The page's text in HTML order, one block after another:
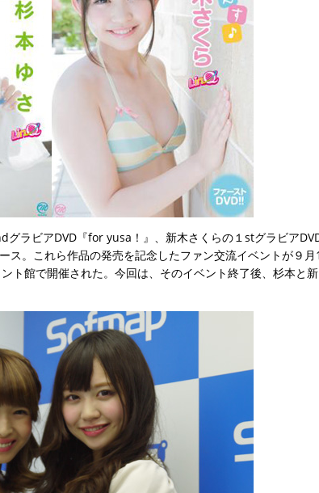
ラビアDVD『for yusa！』、新木さくらの１stグラビア
ス。これら作品の発売を記念したファン交流イベントが９月1
ト館で開催された。今回は、そのイベント終了後、杉本と新